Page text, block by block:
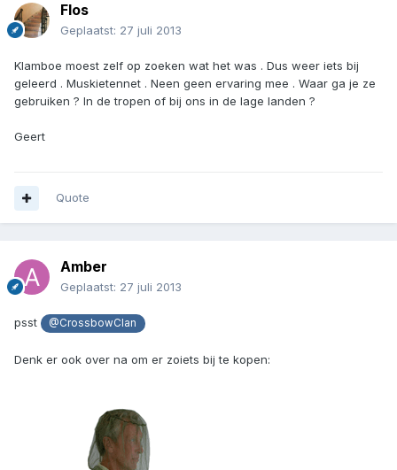
Flos
Geplaatst: 27 juli 2013
Klamboe moest zelf op zoeken wat het was . Dus weer iets bij
geleerd . Muskietennet . Neen geen ervaring mee . Waar ga je ze
gebruiken ? In de tropen of bij ons in de lage landen ?
Geert
Quote
Amber
Geplaatst: 27 juli 2013
psst @CrossbowClan
Denk er ook over na om er zoiets bij te kopen: